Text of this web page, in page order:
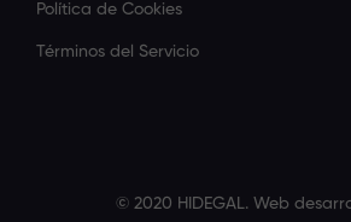
Política de Cookies
Términos del Servicio
© 2020 HIDEGAL. Web